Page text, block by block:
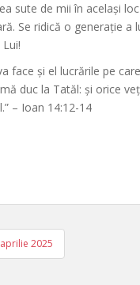
sute de mii în același
Se ridică o generație a
face și el lucrările pe
duc la Tatăl: și orice
– Ioan 14:12-14
aprilie 2025